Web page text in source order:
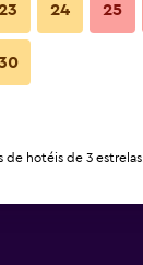
24 25
de hotéis de 3 estrelas.